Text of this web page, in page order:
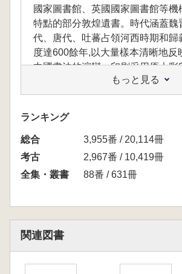
國家圖書館、英國國家圖書館等機
特點的部分敦煌遺書。時代涵蓋魏
代、唐代、吐蕃占領河西時期和歸
度達600餘年,以大量樣本清晰地反
中國書法的演變。印刷采用原大彩
選自中國國家圖書館所攝高清數位
計賞心悦目。入選的敦煌遺書均全
於刊布了一大批文獻的清晰圖版,部
敦煌學界使用敦煌遺書彩色圖版的
價值之外兼具一定的文獻價值。本
簡明提要,著録名稱、卷次、著譯者
特徵、抄寫年代、重要題記勘記等
成的敦煌遺書30種,第二輯收録南北
もっと見る
ランキング
総合
3,955番 / 20,114冊
考古
2,967番 / 10,419冊
全集・叢書
88番 / 631冊
関連図書